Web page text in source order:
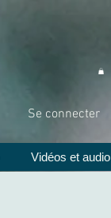
Se connecter
Vidéos et audio